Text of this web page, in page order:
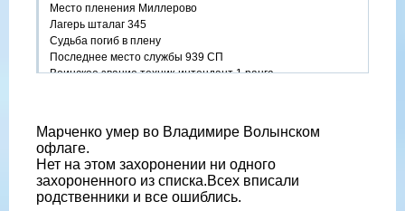
Место пленения Миллерово
Лагерь шталаг 345
Судьба погиб в плену
Последнее место службы 939 СП
Воинское звание техник-интендант 1 ранга
Название источника информации ЦАМО
Номер фонда источника информации Картотека
военнопленных офицеров
https://www.obd-memorial.ru/html/info.htm?id=272016941
Марченко умер во Владимире Волынском
офлаге.
Нет на этом захоронении ни одного
захороненного из списка.Всех вписали
родственники и все ошиблись.